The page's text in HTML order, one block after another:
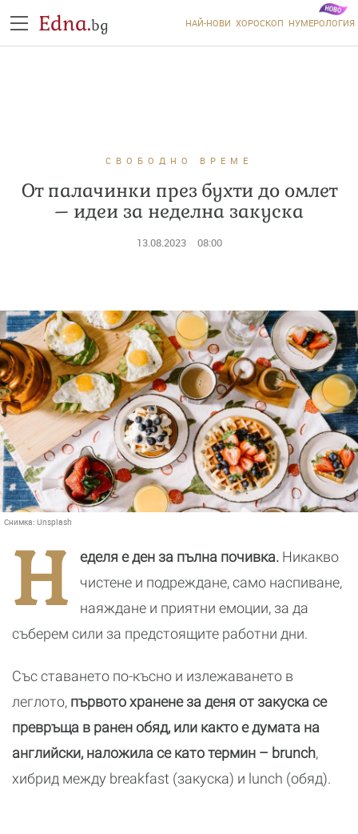
Edna.bg НАЙ-НОВИ ХОРОСКОП НУМЕРОЛОГИЯ
СВОБОДНО ВРЕМЕ
От палачинки през бухти до омлет
– идеи за неделна закуска
13.08.2023 08:00
Снимка: Unsplash
Н еделя е ден за пълна почивка. Никакво
чистене и подреждане, само наспиване,
наяждане и приятни емоции, за да
съберем сили за предстоящите работни дни.
Със ставането по-късно и излежаването в
леглото, първото хранене за деня от закуска се
превръща в ранен обяд, или както е думата на
английски, наложила се като термин – brunch,
хибрид между breakfast (закуска) и lunch (обяд).